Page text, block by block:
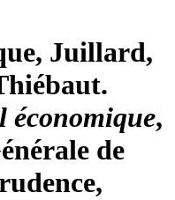
Juillard,
,
de